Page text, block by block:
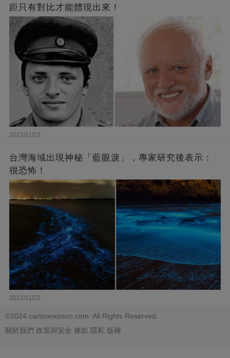
距只有對比才能體現出來！
2023/11/22
台灣海域出現神秘「藍眼淚」，專家研究後表示：
很恐怖！
2023/11/22
©2024 cartoonxzoon.com. All Rights Reserved.
關於我們 政策與安全 條款 隱私 版權